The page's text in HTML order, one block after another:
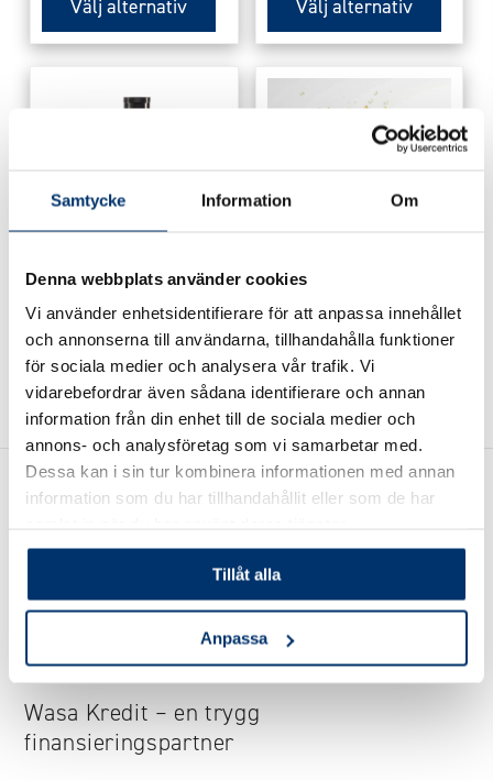
Samtycke Information Om
Denna webbplats använder cookies
Vi använder enhetsidentifierare för att anpassa innehållet
och annonserna till användarna, tillhandahålla funktioner
för sociala medier och analysera vår trafik. Vi
vidarebefordrar även sådana identifierare och annan
information från din enhet till de sociala medier och
annons- och analysföretag som vi samarbetar med.
Dessa kan i sin tur kombinera informationen med annan
information som du har tillhandahållit eller som de har
Tillåt alla
Anpassa
Välj alternativ
väljas
produktsidan
Välj alternativ
väljas
på
produktsidan
Premium Silent
Inverter Pump
23950kr
Visa produkt
Aktivt filtermedia
AFM 18 kg/säck
495kr
Visa produkt
Wasa Kredit – en trygg
finansieringspartner